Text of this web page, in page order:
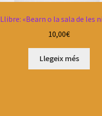
Llibre: «Bearn o la sala de les
10,00€
Llegeix més